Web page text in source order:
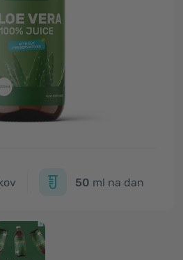
50 ml na dan